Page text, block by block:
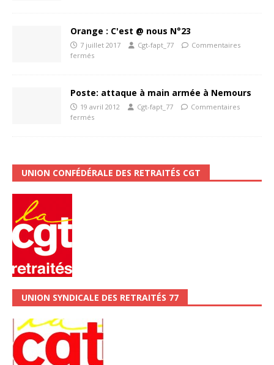
Orange : C'est @ nous N°23
7 juillet 2017 Cgt-fapt_77
Commentaires
fermés
Poste: attaque à main armée à Nemours
19 avril 2012 Cgt-fapt_77
Commentaires
fermés
UNION CONFÉDÉRALE DES RETRAITÉS CGT
UNION SYNDICALE DES RETRAITÉS 77